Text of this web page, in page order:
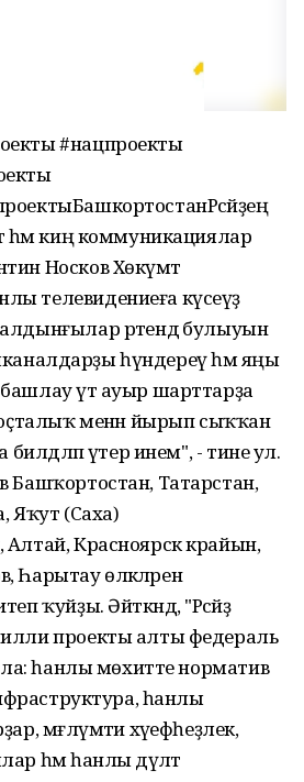
#нацпроекты
һәм киң коммуникациялар
Носков Хөкүмәт
телевидениеға күсеүҙә
рәтендә булыуын
һүндереү һәм яңы
үтә ауыр шарттарҙа
менән йырып сыҡҡан
билдәләп үтер инем", - тине ул.
Башҡортостан, Татарстан,
Яҡут (Саха)
Красноярск крайын,
Һарытау өлкәләрен
ҡуйҙы. Әйткәндә, "Рәсәйҙә
проекты алты федераль
һанлы мөхитте норматив
һанлы
мәғлүмәти хәүефһеҙлек,
һәм һанлы дәүләт